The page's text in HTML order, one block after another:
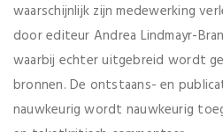
waarschijnlijk zijn medewerking
door editeur Andrea Lindmayr-
waarbij echter uitgebreid wordt
bronnen. De ontstaans- en
nauwkeurig wordt nauwkeurig